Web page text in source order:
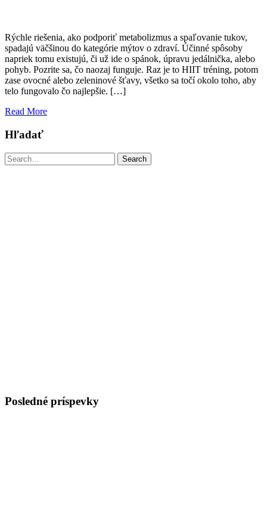
Rýchle riešenia, ako podporiť metabolizmus a spaľovanie tukov,
spadajú väčšinou do kategórie mýtov o zdraví. Účinné spôsoby
napriek tomu existujú, či už ide o spánok, úpravu jedálnička, alebo
pohyb. Pozrite sa, čo naozaj funguje. Raz je to HIIT tréning, potom
zase ovocné alebo zeleninové šťavy, všetko sa točí okolo toho, aby
telo fungovalo čo najlepšie. […]
Read More
Hľadať
Search
for:
Search
Posledné príspevky